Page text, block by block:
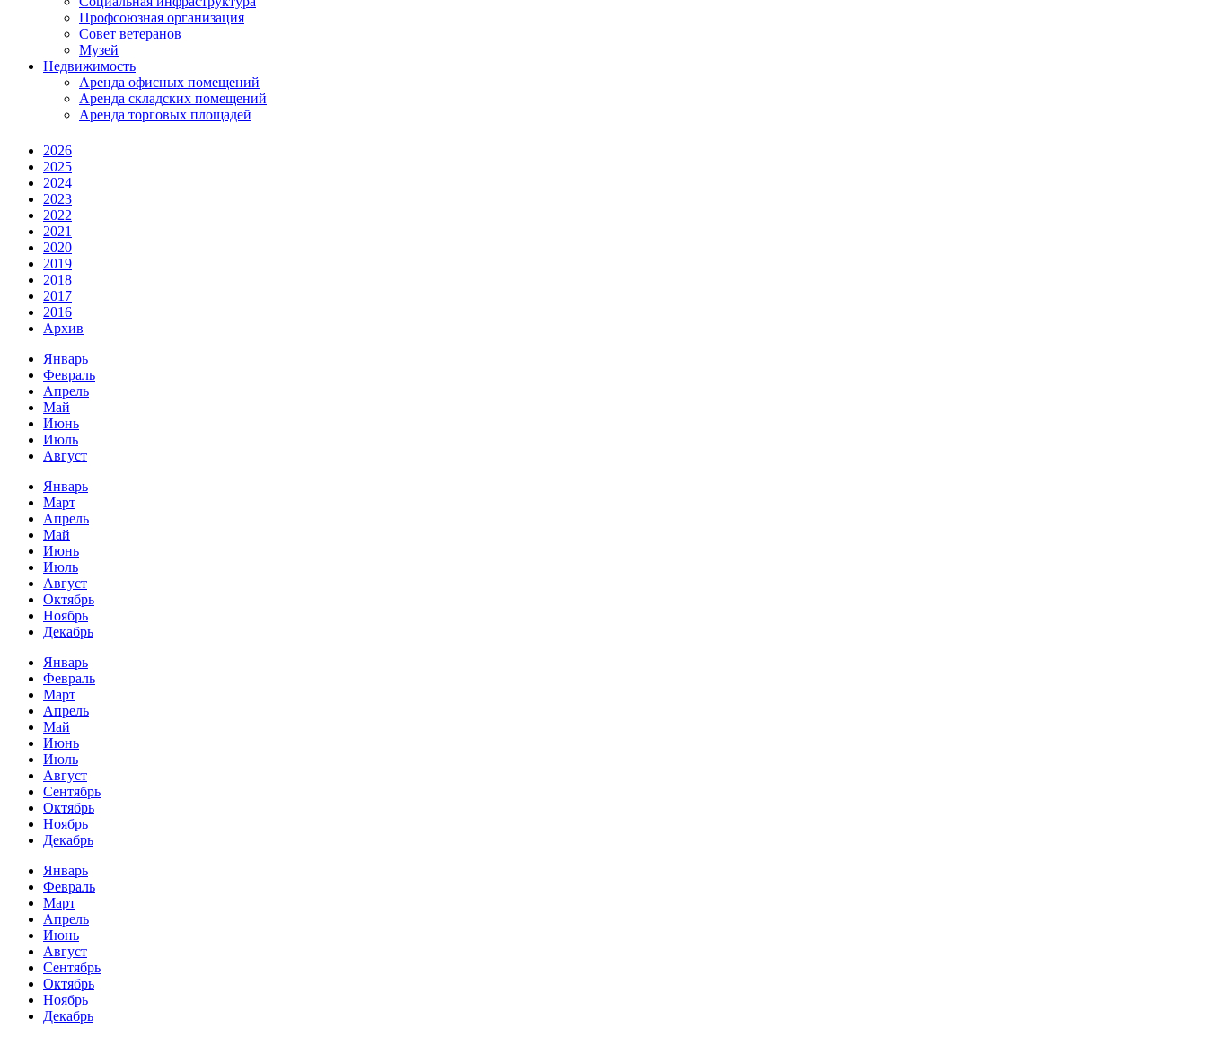
Профсоюзная организация
Совет ветеранов
Музей
Недвижимость
Аренда офисных помещений
Аренда складских помещений
Аренда торговых площадей
2026
2025
2024
2023
2022
2021
2020
2019
2018
2017
2016
Архив
Январь
Февраль
Апрель
Май
Июнь
Июль
Август
Январь
Март
Апрель
Май
Июнь
Июль
Август
Октябрь
Ноябрь
Декабрь
Январь
Февраль
Март
Апрель
Май
Июнь
Июль
Август
Сентябрь
Октябрь
Ноябрь
Декабрь
Январь
Февраль
Март
Апрель
Июнь
Август
Сентябрь
Октябрь
Ноябрь
Декабрь